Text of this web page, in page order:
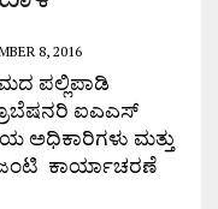
8, 2016
ಪಲ್ಲಿಪಾಡಿ
ಐಎಎಸ್
ಅಧಿಕಾರಿಗಳು ಮತ್ತು
ಜಂಟಿ ಕಾರ್ಯಾಚರಣೆ